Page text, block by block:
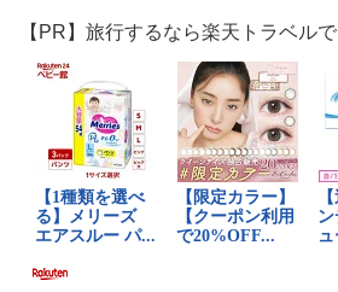
【PR】旅行するなら楽天トラベルで